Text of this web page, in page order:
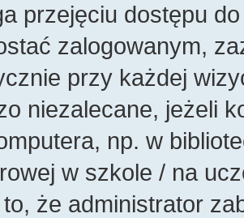
przejęciu dostępu
zalogowanym,
przy każdej
niezalecane, jeżeli
np. w
w szkole / na
że administrator